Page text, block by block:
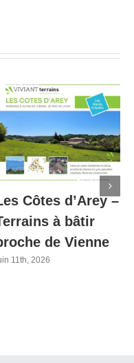
Côtes d’Arey –
à bâtir
de Vienne
11th, 2026